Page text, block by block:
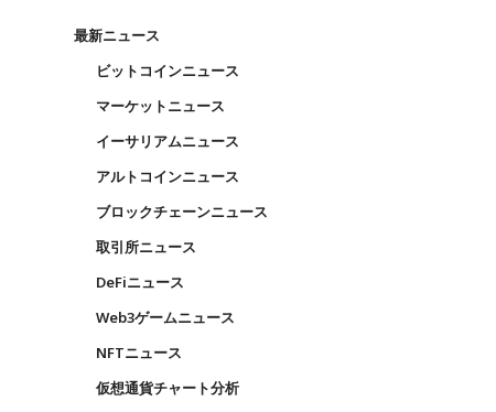
最新ニュース
ビットコインニュース
マーケットニュース
イーサリアムニュース
アルトコインニュース
ブロックチェーンニュース
取引所ニュース
DeFiニュース
Web3ゲームニュース
NFTニュース
仮想通貨チャート分析